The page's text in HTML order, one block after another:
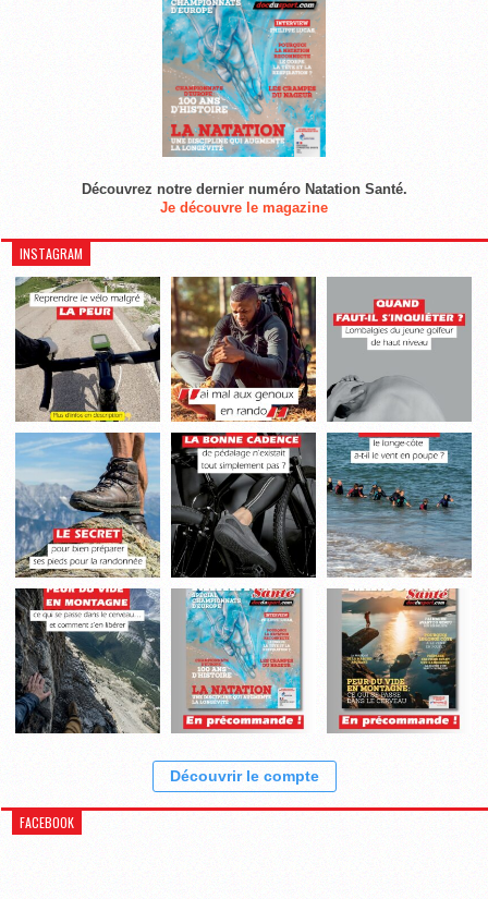
Découvrez notre dernier numéro Natation Santé.
Je découvre le magazine
INSTAGRAM
Découvrir le compte
FACEBOOK